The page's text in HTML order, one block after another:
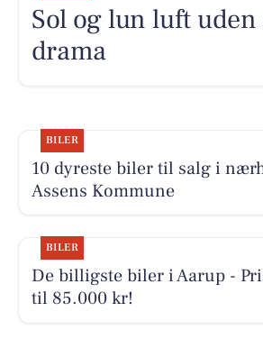
Sol og lun luft
drama
BILER
10 dyreste biler til salg i
Assens Kommune
BILER
De billigste biler i Aarup -
til 85.000 kr!